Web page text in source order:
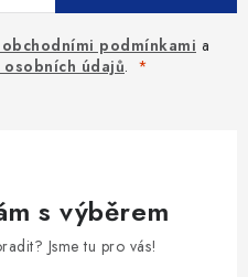
podmínkami a
údajů.
s výběrem
Jsme tu pro vás!